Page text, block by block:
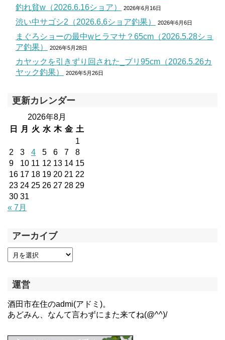
釣れ貧w（2026.6.16ショア） 2026年6月16日
渋い中サゴシ2（2026.6.6ショア釣果） 2026年6月6日
まぐろショーの最中wヒラマサ？65cm（2026.5.28ショ
ア釣果）
2026年5月28日
カヤックを引きずり回された_ブリ95cm（2026.5.26カ
ヤック釣果）
2026年5月26日
更新カレンダー
2026年8月
日
月 火 水 木 金 土
1
2
3 4 5 6 7
8
9
10 11 12 13 14 15
16 17 18 19 20 21 22
23 24 25 26 27 28 29
30 31
« 7月
アーカイブ
運営
酒田市在住のadmi(アドミ)。
あどみん、なんて言わずにまた来てね(@^^)/